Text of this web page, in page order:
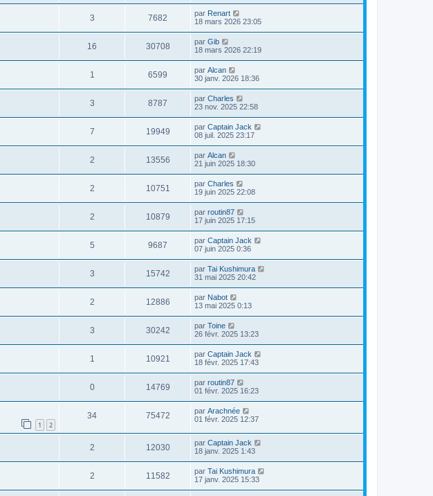
3 7682 par Renart
18 mars 2026 23:05
16 30708 par Gib
18 mars 2026 22:19
1 6599 par Alcan
30 janv. 2026 18:36
3 8787 par Charles
23 nov. 2025 22:58
7 19949 par Captain Jack
08 juil. 2025 23:17
2 13556 par Alcan
21 juin 2025 18:30
2 10751 par Charles
19 juin 2025 22:08
2 10879 par routin87
17 juin 2025 17:15
5 9687 par Captain Jack
07 juin 2025 0:36
3 15742 par Tai Kushimura
31 mai 2025 20:42
2 12886 par Nabot
13 mai 2025 0:13
3 30242 par Toine
26 févr. 2025 13:23
1 10921 par Captain Jack
18 févr. 2025 17:43
0 14769 par routin87
01 févr. 2025 16:23
1 2
34 75472 par Arachnée
01 févr. 2025 12:37
2 12030 par Captain Jack
18 janv. 2025 1:43
2 11582 par Tai Kushimura
17 janv. 2025 15:33